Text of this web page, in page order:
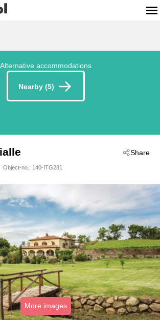
Alternative accommodations
Nearby (5)
Share
- Castel Del Piano (Gr)
Object-no.: 140-ITG281
More images